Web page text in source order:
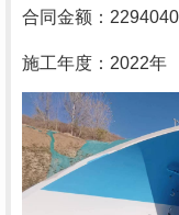
合同金额：
施工年度：2022年